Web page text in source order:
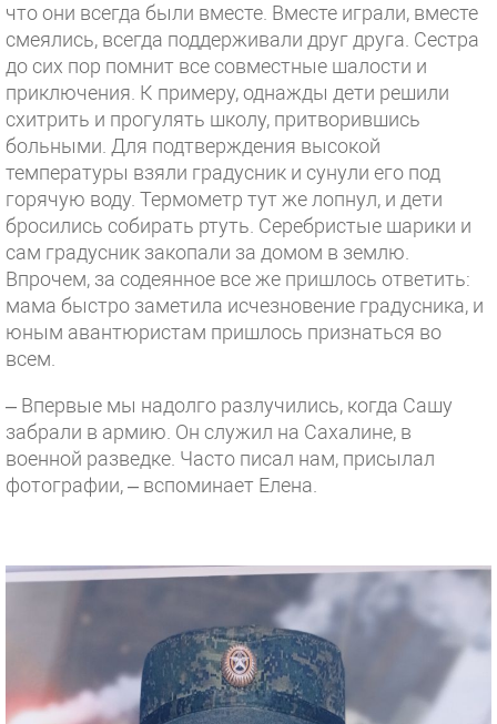
что они всегда были вместе. Вместе играли, вместе
смеялись, всегда поддерживали друг друга. Сестра
до сих пор помнит все совместные шалости и
приключения. К примеру, однажды дети решили
схитрить и прогулять школу, притворившись
больными. Для подтверждения высокой
температуры взяли градусник и сунули его под
горячую воду. Термометр тут же лопнул, и дети
бросились собирать ртуть. Серебристые шарики и
сам градусник закопали за домом в землю.
Впрочем, за содеянное все же пришлось ответить:
мама быстро заметила исчезновение градусника, и
юным авантюристам пришлось признаться во
всем.
– Впервые мы надолго разлучились, когда Сашу
забрали в армию. Он служил на Сахалине, в
военной разведке. Часто писал нам, присылал
фотографии, – вспоминает Елена.